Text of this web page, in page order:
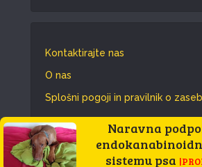
Kontaktirajte nas
O nas
Splošni pogoji in pravilnik o
Vse pravice pridržane ©
Naravna
sistemu psa